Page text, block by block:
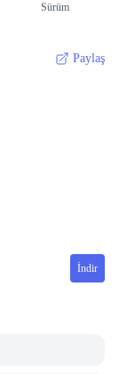
Sürüm
Paylaş
İndir